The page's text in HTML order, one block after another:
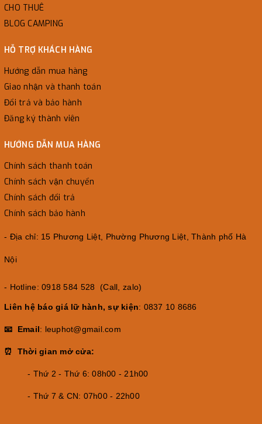
CHO THUÊ
BLOG CAMPING
HỖ TRỢ KHÁCH HÀNG
Hướng dẫn mua hàng
Giao nhận và thanh toán
Đổi trả và bảo hành
Đăng ký thành viên
HƯỚNG DẪN MUA HÀNG
Chính sách thanh toán
Chính sách vận chuyển
Chính sách đổi trả
Chính sách bảo hành
- Địa chỉ: 15 Phương Liệt, Phường Phương Liệt, Thành phố Hà
Nội
- Hotline: 0918 584 528 (Call, zalo)
Liên hệ báo giá lữ hành, sự kiện: 0837 10 8686
📧 Email: leuphot@gmail.com
⏰ Thời gian mở cửa:
- Thứ 2 - Thứ 6: 08h00 - 21h00
- Thứ 7 & CN: 07h00 - 22h00